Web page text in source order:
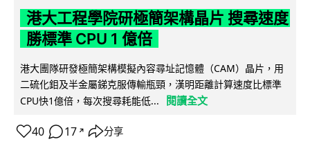
港大工程學院研極簡架構晶片 搜尋速度
勝標準 CPU 1 億倍
港大團隊研發極簡架構模擬內容尋址記憶體（CAM）晶片，用
二硫化鉬及半金屬銻克服傳輸瓶頸，漢明距離計算速度比標準
CPU快1億倍，每次搜尋耗能低...
閱讀全文
40 17 ↗ 分享